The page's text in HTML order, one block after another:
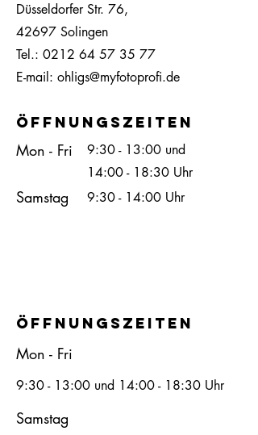
Düsseldorfer Str. 76,
42697 Solingen
Tel.: 0212 64 57 35 77
E-mail: ohligs@myfotoprofi.de
öffnungszeiten
Mon - Fri
9:30 - 13:00 und
14:00 - 18:30 Uhr
Samstag 9:30 - 14:00 Uhr
öffnungszeiten
Mon - Fri
9:30 - 13:00 und 14:00 - 18:30 Uhr
Samstag